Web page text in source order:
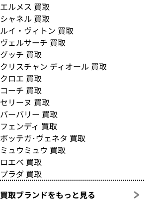
エルメス 買取
シャネル 買取
ルイ・ヴィトン 買取
ヴェルサーチ 買取
グッチ 買取
クリスチャン ディオール 買取
クロエ 買取
コーチ 買取
セリーヌ 買取
バーバリー 買取
フェンディ 買取
ボッテガ･ヴェネタ 買取
ミュウミュウ 買取
ロエベ 買取
プラダ 買取
買取ブランドをもっと見る